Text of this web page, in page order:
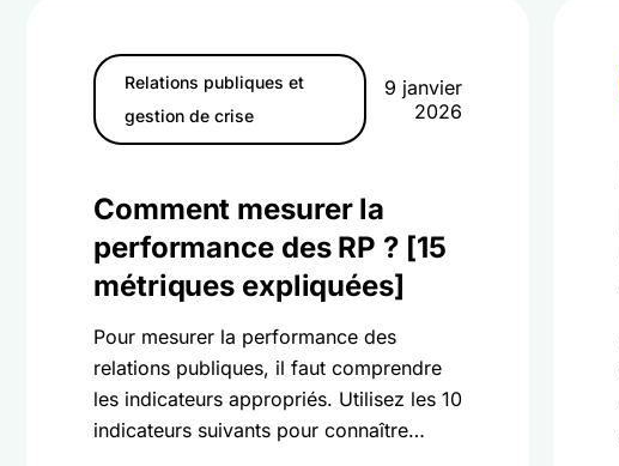
Relations publiques et
gestion de crise
9 janvier
2026
Comment mesurer la
performance des RP ? [15
métriques expliquées]
Pour mesurer la performance des
relations publiques, il faut comprendre
les indicateurs appropriés. Utilisez les 10
indicateurs suivants pour connaître